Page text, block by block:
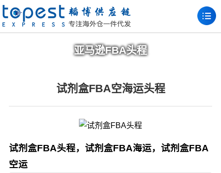
亚马逊FBA头程
试剂盒FBA空海运头程
试剂盒FBA头程，试剂盒FBA海运，试剂盒FBA
空运